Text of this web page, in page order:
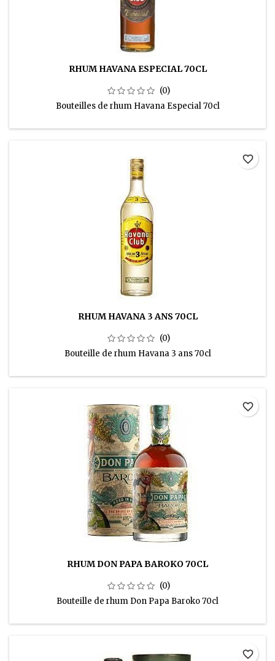
RHUM HAVANA ESPECIAL 70CL
(0)
Bouteilles de rhum Havana Especial 70cl
RHUM HAVANA 3 ANS 70CL
(0)
Bouteille de rhum Havana 3 ans 70cl
favorite_border
RHUM DON PAPA BAROKO 70CL
(0)
Bouteille de rhum Don Papa Baroko 70cl
favorite_border
favorite_border